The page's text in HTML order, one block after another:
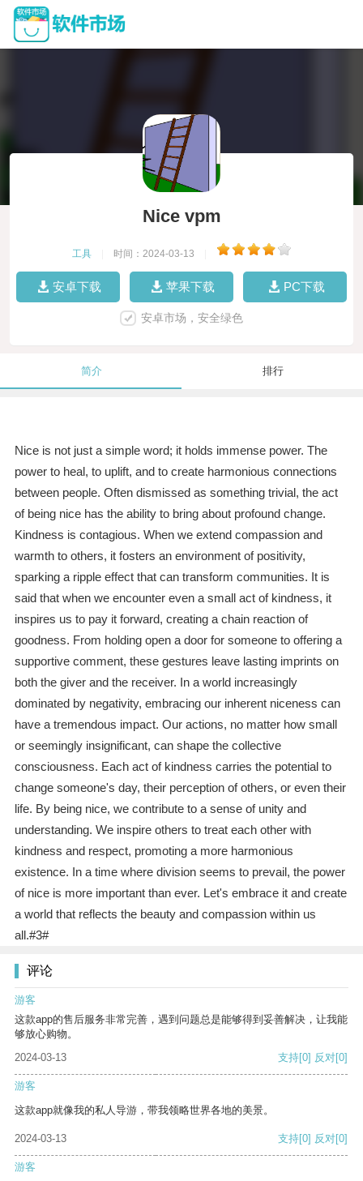
Nice vpm
工具 时间：2024-03-13
安卓下载 苹果下载 PC下载
安卓市场，安全绿色
简介 排行
Nice is not just a simple word; it holds immense power. The
power to heal, to uplift, and to create harmonious connections
between people. Often dismissed as something trivial, the act
of being nice has the ability to bring about profound change.
Kindness is contagious. When we extend compassion and
warmth to others, it fosters an environment of positivity,
sparking a ripple effect that can transform communities. It is
said that when we encounter even a small act of kindness, it
inspires us to pay it forward, creating a chain reaction of
goodness. From holding open a door for someone to offering a
supportive comment, these gestures leave lasting imprints on
both the giver and the receiver. In a world increasingly
dominated by negativity, embracing our inherent niceness can
have a tremendous impact. Our actions, no matter how small
or seemingly insignificant, can shape the collective
consciousness. Each act of kindness carries the potential to
change someone's day, their perception of others, or even their
life. By being nice, we contribute to a sense of unity and
understanding. We inspire others to treat each other with
kindness and respect, promoting a more harmonious
existence. In a time where division seems to prevail, the power
of nice is more important than ever. Let's embrace it and create
a world that reflects the beauty and compassion within us
all.#3#
评论
游客
这款app的售后服务非常完善，遇到问题总是能够得到妥善解决，让我能
够放心购物。
2024-03-13
支持[0] 反对[0]
游客
这款app就像我的私人导游，带我领略世界各地的美景。
2024-03-13 支持[0] 反对[0]
游客